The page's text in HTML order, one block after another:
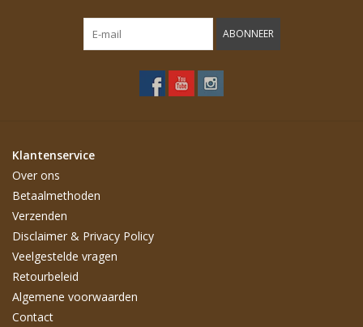
ABONNEER
Klantenservice
Over ons
Betaalmethoden
Verzenden
Disclaimer & Privacy Policy
Veelgestelde vragen
Retourbeleid
Algemene voorwaarden
Contact